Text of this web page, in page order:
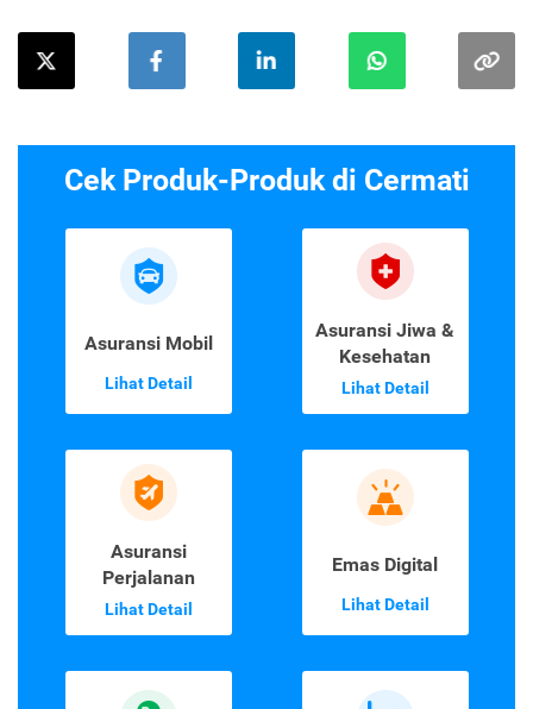
Cek Produk-Produk di Cermati
Asuransi Mobil
Lihat Detail
Asuransi Jiwa &
Kesehatan
Lihat Detail
Asuransi
Perjalanan
Lihat Detail
Emas Digital
Lihat Detail